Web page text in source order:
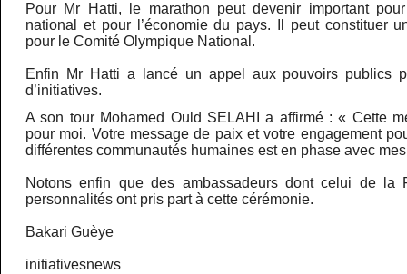
Pour Mr Hatti, le marathon peut devenir important
national et pour l’économie du pays. Il peut constituer
pour le Comité Olympique National.
Enfin Mr Hatti a lancé un appel aux pouvoirs publics
d’initiatives.
A son tour Mohamed Ould SELAHI a affirmé : « Cette
pour moi. Votre message de paix et votre engagement
différentes communautés humaines est en phase avec
Notons enfin que des ambassadeurs dont celui de la
personnalités ont pris part à cette cérémonie.
Bakari Guèye
initiativesnews